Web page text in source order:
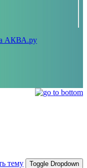
тему Toggle Dropdown